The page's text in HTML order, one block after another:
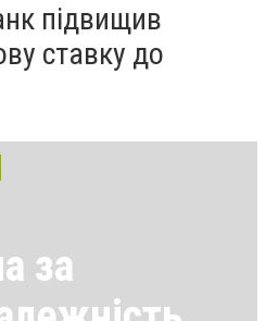
підвищив
ставку до
за